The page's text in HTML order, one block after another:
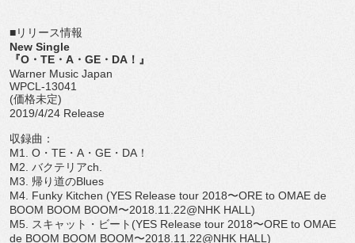
■リリース情報
New Single
『O・TE・A・GE・DA！』
Warner Music Japan
WPCL-13041
(価格未定)
2019/4/24 Release
収録曲：
M1. O・TE・A・GE・DA！
M2. バクテリアch.
M3. 帰り道のBlues
M4. Funky Kitchen (YES Release tour 2018〜ORE to OMAE de
BOOM BOOM BOOM〜2018.11.22@NHK HALL)
M5. スキャット・ビート(YES Release tour 2018〜ORE to OMAE
de BOOM BOOM BOOM〜2018.11.22@NHK HALL)